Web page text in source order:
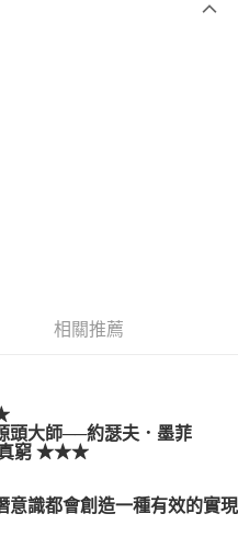
運費
相關推薦
頭大師──約瑟夫．墨菲
真窮 ★★★
識都會創造一種有效的實現